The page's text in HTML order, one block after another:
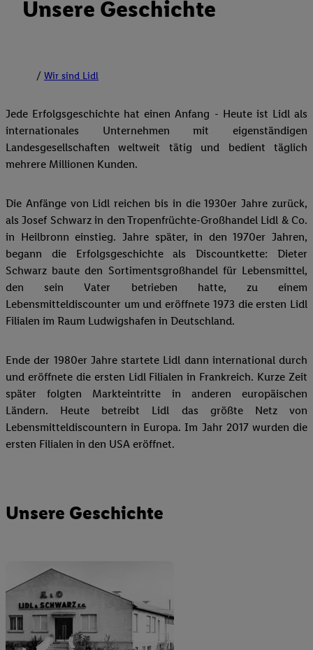
Unsere Geschichte
Wir sind Lidl
Jede Erfolgsgeschichte hat einen Anfang - Heute ist Lidl als
internationales Unternehmen mit eigenständigen
Landesgesellschaften weltweit tätig und bedient täglich
mehrere Millionen Kunden.
Die Anfänge von Lidl reichen bis in die 1930er Jahre zurück,
als Josef Schwarz in den Tropenfrüchte-Großhandel Lidl & Co.
in Heilbronn einstieg. Jahre später, in den 1970er Jahren,
begann die Erfolgsgeschichte als Discountkette: Dieter
Schwarz baute den Sortimentsgroßhandel für Lebensmittel,
den sein Vater betrieben hatte, zu einem
Lebensmitteldiscounter um und eröffnete 1973 die ersten Lidl
Filialen im Raum Ludwigshafen in Deutschland.
Ende der 1980er Jahre startete Lidl dann international durch
und eröffnete die ersten Lidl Filialen in Frankreich. Kurze Zeit
später folgten Markteintritte in anderen europäischen
Ländern. Heute betreibt Lidl das größte Netz von
Lebensmitteldiscountern in Europa. Im Jahr 2017 wurden die
ersten Filialen in den USA eröffnet.
Unsere Geschichte